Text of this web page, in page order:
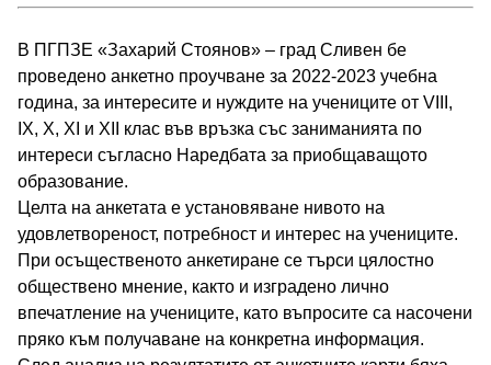
В ПГПЗЕ «Захарий Стоянов» – град Сливен бе
проведено анкетно проучване за 2022-2023 учебна
година, за интересите и нуждите на учениците от VIII,
IX, X, XI и XII клас във връзка със заниманията по
интереси съгласно Наредбата за приобщаващото
образование.
Целта на анкетата е установяване нивото на
удовлетвореност, потребност и интерес на учениците.
При осъщественото анкетиране се търси цялостно
обществено мнение, както и изградено лично
впечатление на учениците, като въпросите са насочени
пряко към получаване на конкретна информация.